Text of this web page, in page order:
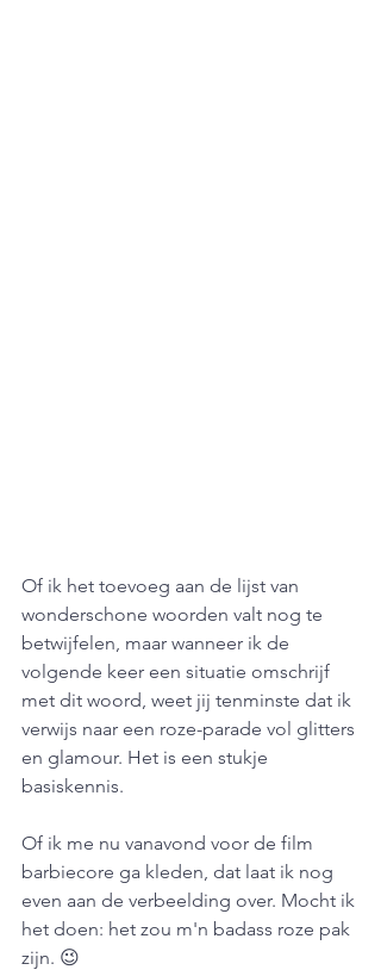
Of ik het toevoeg aan de lijst van
wonderschone woorden valt nog te
betwijfelen, maar wanneer ik de
volgende keer een situatie omschrijf
met dit woord, weet jij tenminste dat ik
verwijs naar een roze-parade vol glitters
en glamour. Het is een stukje
basiskennis.
Of ik me nu vanavond voor de film
barbiecore ga kleden, dat laat ik nog
even aan de verbeelding over. Mocht ik
het doen: het zou m'n badass roze pak
zijn. 😉